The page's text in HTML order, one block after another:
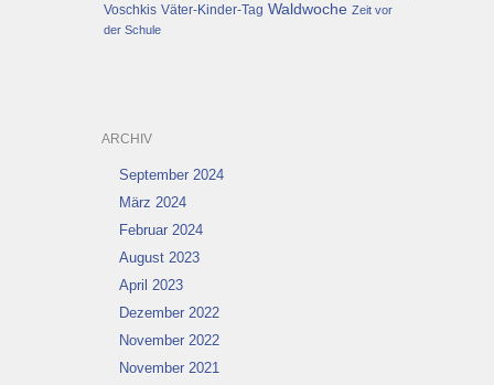
Voschkis Väter-Kinder-Tag Waldwoche Zeit vor
der Schule
ARCHIV
September 2024
März 2024
Februar 2024
August 2023
April 2023
Dezember 2022
November 2022
November 2021